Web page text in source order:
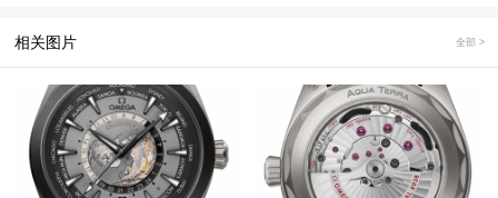
相关图片 全部 >